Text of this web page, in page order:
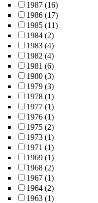
1987 (16)
1986 (17)
1985 (11)
1984 (2)
1983 (4)
1982 (4)
1981 (6)
1980 (3)
1979 (3)
1978 (1)
1977 (1)
1976 (1)
1975 (2)
1973 (1)
1971 (1)
1969 (1)
1968 (2)
1967 (1)
1964 (2)
1963 (1)